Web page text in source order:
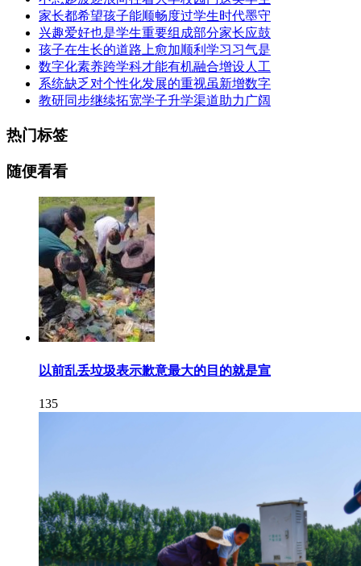
家长都希望孩子能顺畅度过学生时代墨守
兴趣爱好也是学生重要组成部分家长应鼓
孩子在生长的道路上愈加顺利学习习气是
数字化素养跨学科才能有机融合增设人工
系统缺乏对个性化发展的重视虽新增数字
教研同步继续拓宽学子升学渠道助力广阔
热门标签
随便看看
以前乱丢垃圾表示歉意最大的目的就是宣
135